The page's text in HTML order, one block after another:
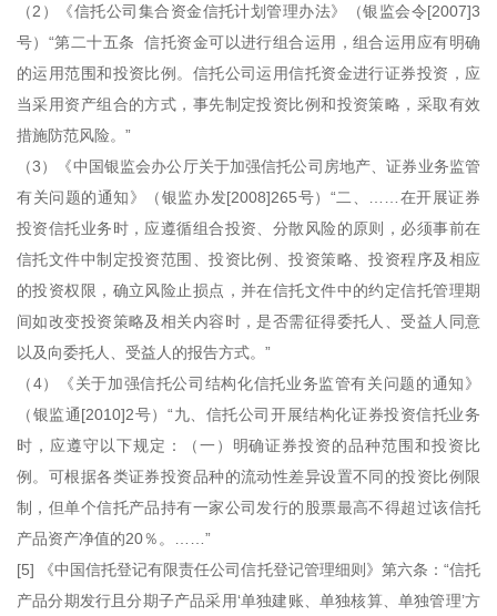
（2）《信托公司集合资金信托计划管理办法》（银监会令[2007]3
号）“第二十五条 信托资金可以进行组合运用，组合运用应有明确
的运用范围和投资比例。信托公司运用信托资金进行证券投资，应
当采用资产组合的方式，事先制定投资比例和投资策略，采取有效
措施防范风险。”
（3）《中国银监会办公厅关于加强信托公司房地产、证券业务监管
有关问题的通知》（银监办发[2008]265号）“二、……在开展证券
投资信托业务时，应遵循组合投资、分散风险的原则，必须事前在
信托文件中制定投资范围、投资比例、投资策略、投资程序及相应
的投资权限，确立风险止损点，并在信托文件中的约定信托管理期
间如改变投资策略及相关内容时，是否需征得委托人、受益人同意
以及向委托人、受益人的报告方式。”
（4）《关于加强信托公司结构化信托业务监管有关问题的通知》
（银监通[2010]2号）“九、信托公司开展结构化证券投资信托业务
时，应遵守以下规定：（一）明确证券投资的品种范围和投资比
例。可根据各类证券投资品种的流动性差异设置不同的投资比例限
制，但单个信托产品持有一家公司发行的股票最高不得超过该信托
产品资产净值的20％。……”
[5] 《中国信托登记有限责任公司信托登记管理细则》第六条：“信托
产品分期发行且分期子产品采用‘单独建账、单独核算、单独管理’方